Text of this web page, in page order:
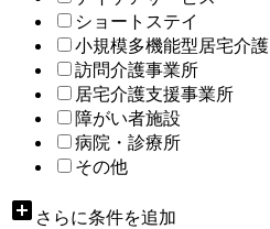
ショートステイ
小規模多機能型居宅介護
訪問介護事業所
居宅介護支援事業所
障がい者施設
病院・診療所
その他
add_box さらに条件を追加